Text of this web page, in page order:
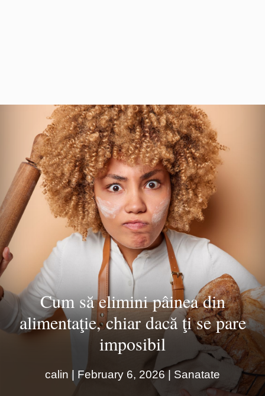
Cum să elimini pâinea din
alimentaţie, chiar dacă ţi se pare
imposibil
calin | February 6, 2026| Sanatate